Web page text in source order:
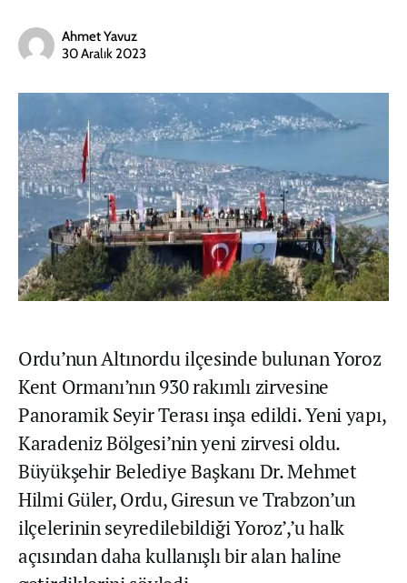
Ahmet Yavuz
30 Aralık 2023
Ordu’nun Altınordu ilçesinde bulunan Yoroz
Kent Ormanı’nın 930 rakımlı zirvesine
Panoramik Seyir Terası inşa edildi. Yeni yapı,
Karadeniz Bölgesi’nin yeni zirvesi oldu.
Büyükşehir Belediye Başkanı Dr. Mehmet
Hilmi Güler, Ordu, Giresun ve Trabzon’un
ilçelerinin seyredilebildiği Yoroz’,’u halk
açısından daha kullanışlı bir alan haline